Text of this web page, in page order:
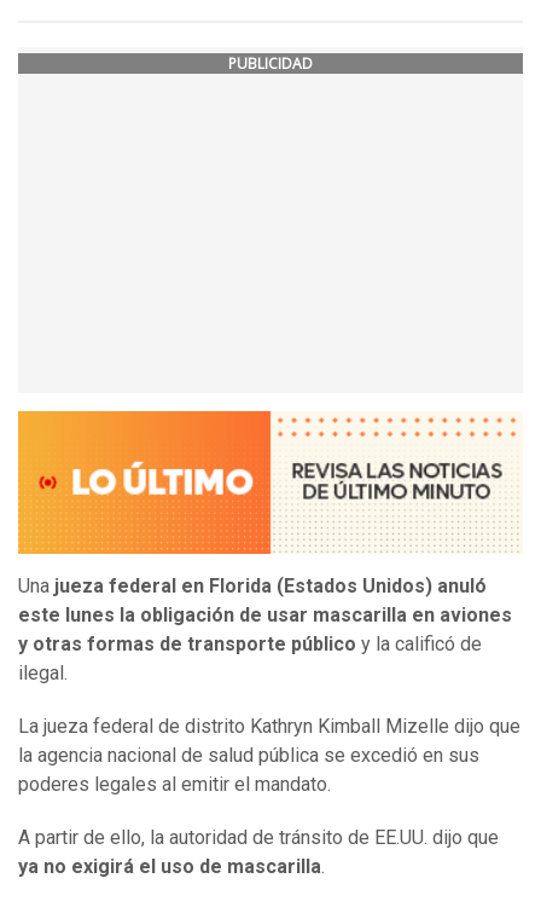
PUBLICIDAD
Una jueza federal en Florida (Estados Unidos) anuló
este lunes la obligación de usar mascarilla en aviones
y otras formas de transporte público y la calificó de
ilegal.
La jueza federal de distrito Kathryn Kimball Mizelle dijo que
la agencia nacional de salud pública se excedió en sus
poderes legales al emitir el mandato.
A partir de ello, la autoridad de tránsito de EE.UU. dijo que
ya no exigirá el uso de mascarilla.